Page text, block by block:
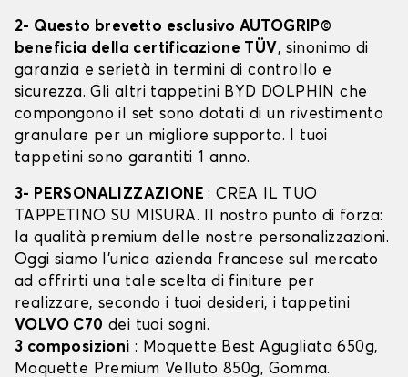
2- Questo brevetto esclusivo AUTOGRIP©
beneficia della certificazione TÜV, sinonimo di
garanzia e serietà in termini di controllo e
sicurezza. Gli altri tappetini BYD DOLPHIN che
compongono il set sono dotati di un rivestimento
granulare per un migliore supporto. I tuoi
tappetini sono garantiti 1 anno.
3- PERSONALIZZAZIONE: CREA IL TUO
TAPPETINO SU MISURA. Il nostro punto di forza:
la qualità premium delle nostre personalizzazioni.
Oggi siamo l’unica azienda francese sul mercato
ad offrirti una tale scelta di finiture per
realizzare, secondo i tuoi desideri, i tappetini
VOLVO C70 dei tuoi sogni.
3 composizioni : Moquette Best Agugliata 650g,
Moquette Premium Velluto 850g, Gomma.